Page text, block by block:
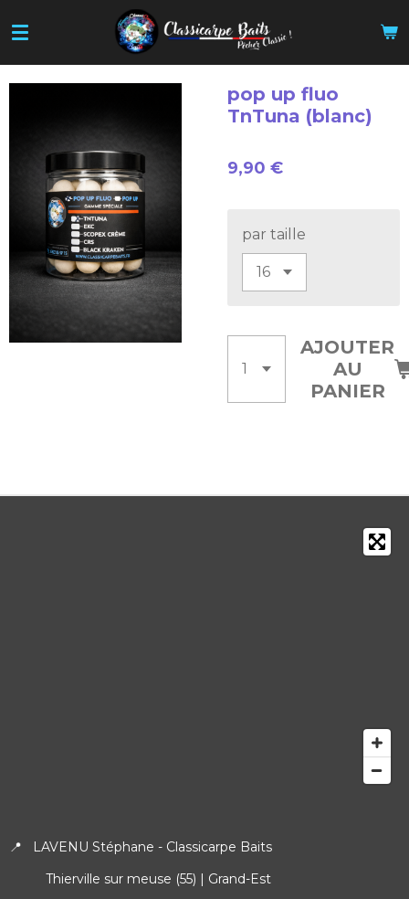
au
contenu
principal
pop up fluo
TnTuna (blanc)
9,90 €
par taille
AJOUTER
AU
PANIER
📍 LAVENU Stéphane - Classicarpe Baits
Thierville sur meuse (55) | Grand-Est